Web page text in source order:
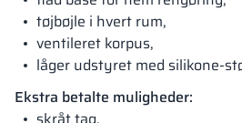
tøjbøjle i hvert rum,
ventileret korpus,
låger udstyret med silikone-
Ekstra betalte muligheder: